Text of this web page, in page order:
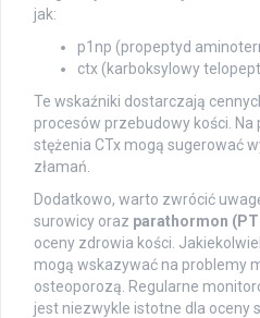
jak:
p1np (propeptyd
ctx (karboksylowy
Te wskaźniki dostarczają
procesów przebudowy kości. Na
stężenia CTx mogą sugerować
złamań.
Dodatkowo, warto zwrócić
surowicy oraz parathormon
oceny zdrowia kości.
mogą wskazywać na problemy
osteoporozą. Regularne
jest niezwykle istotne dla oceny